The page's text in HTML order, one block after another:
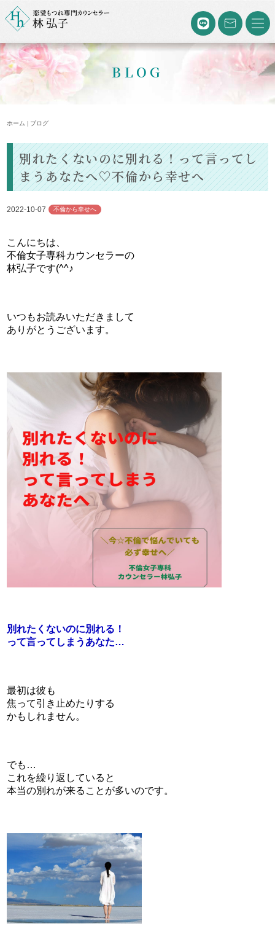
BLOG
ホーム | ブログ
別れたくないのに別れる！って言ってし
まうあなたへ♡不倫から幸せへ
2022-10-07 不倫から幸せへ
こんにちは、
不倫女子専科カウンセラーの
林弘子です(^^♪
いつもお読みいただきまして
ありがとうございます。
別れたくないのに別れる！
って言ってしまうあなた…
最初は彼も
焦って引き止めたりする
かもしれません。
でも…
これを繰り返していると
本当の別れが来ることが多いのです。